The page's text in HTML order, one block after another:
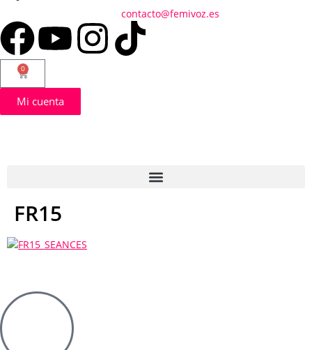
contacto@femivoz.es
0
Mi cuenta
FR15